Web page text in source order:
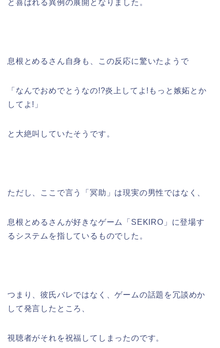
と喜ばれる異例の展開となりました。
息根とめるさん自身も、この反応に驚いたようで
「なんでおめでとうなの!?炎上してよ!もっと嫉妬とか
してよ!」
と大絶叫していたそうです。
ただし、ここで言う「冥助」は現実の男性ではなく、
息根とめるさんが好きなゲーム「SEKIRO」に登場す
るシステムを指しているものでした。
つまり、彼氏バレではなく、ゲームの話題を冗談めか
して発言したところ、
視聴者がそれを祝福してしまったのです。